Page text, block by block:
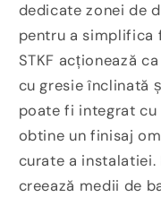
dedicate zonei de
pentru a simplifica
STKF acționează
cu gresie înclinată
poate fi integrat
obtine un finisaj
curate a instalatiei.
creează medii de